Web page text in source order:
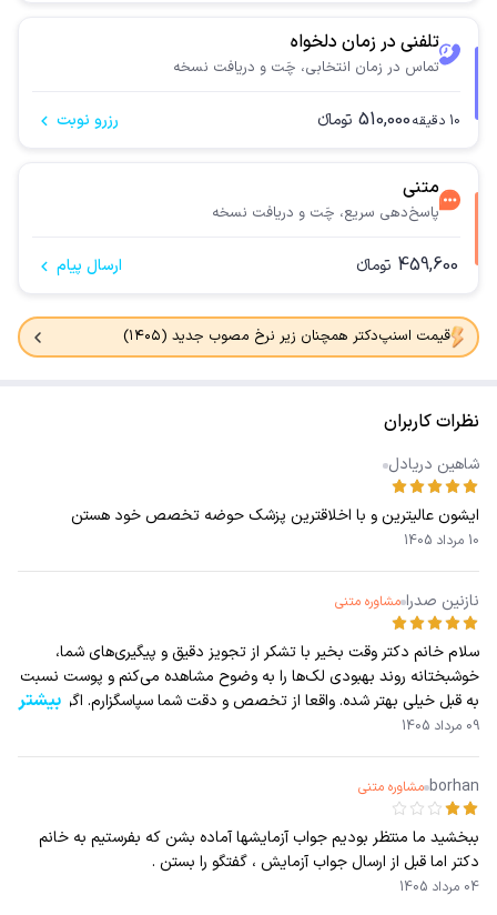
تلفنی در زمان دلخواه
تماس در زمان انتخابی، چَت و دریافت نسخه
10 دقیقه510,000 تومانء رزرو نوبت
متنی
پاسخ‌دهی سریع، چَت و دریافت نسخه
459,600 تومانء ارسال پیام
قیمت اسنپ‌دکتر همچنان زیر نرخ مصوب جدید (۱۴۰۵)
نظرات کاربران
شاهین دریادل
ایشون عالیترین و با اخلاقترین پزشک حوضه تخصص خود هستن
10 مرداد 1405
نازنین صدرا مشاوره متنی
سلام خانم دکتر وقت بخیر با تشکر از تجویز دقیق و پیگیری‌های شما،
خوشبختانه روند بهبودی لک‌ها را به وضوح مشاهده می‌کنم و پوست نسبت
به قبل خیلی بهتر شده. واقعا از تخصص و دقت شما سپاسگزارم. اگر نکته یا
مراقبت خاصی برای ادامه مسیر دارید، خوشحال می‌شوم راهنمایی بف
بیشتر
09 مرداد 1405
borhan مشاوره متنی
ببخشید ما منتظر بودیم جواب آزمایشها آماده بشن که بفرستیم به خانم
دکتر اما قبل از ارسال جواب آزمایش ، گفتگو را بستن .
04 مرداد 1405